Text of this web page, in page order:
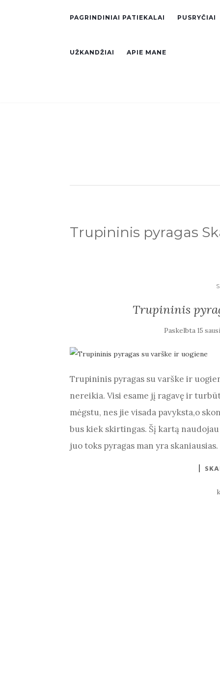
PAGRINDINIAI PATIEKALAI PUSRYČIAI
UŽKANDŽIAI APIE MANE
Trupininis pyragas
Trupininis
Paskelbta 15
Trupininis pyragas su varške ir
nereikia. Visi esame jį ragavę ir
mėgstu, nes jie visada pavyksta,o
bus kiek skirtingas. Šį kartą
juo toks pyragas man yra